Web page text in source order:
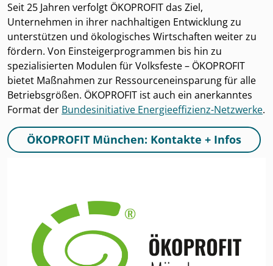
Seit 25 Jahren verfolgt ÖKOPROFIT das Ziel,
Unternehmen in ihrer nachhaltigen Entwicklung zu
unterstützen und ökologisches Wirtschaften weiter zu
fördern. Von Einsteigerprogrammen bis hin zu
spezialisierten Modulen für Volksfeste – ÖKOPROFIT
bietet Maßnahmen zur Ressourceneinsparung für alle
Betriebsgrößen. ÖKOPROFIT ist auch ein anerkanntes
Format der Bundesinitiative Energieeffizienz-Netzwerke.
ÖKOPROFIT München: Kontakte + Infos